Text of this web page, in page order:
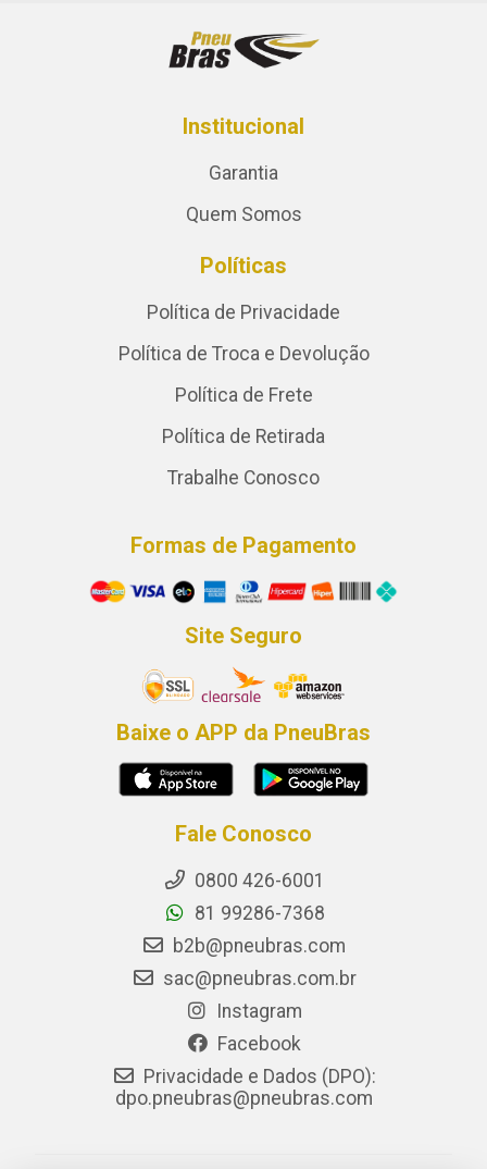
Institucional
Garantia
Quem Somos
Políticas
Política de Privacidade
Política de Troca e Devolução
Política de Frete
Política de Retirada
Trabalhe Conosco
Formas de Pagamento
Site Seguro
Baixe o APP da PneuBras
Fale Conosco
0800 426-6001
81 99286-7368
b2b@pneubras.com
sac@pneubras.com.br
Instagram
Facebook
Privacidade e Dados (DPO):
dpo.pneubras@pneubras.com